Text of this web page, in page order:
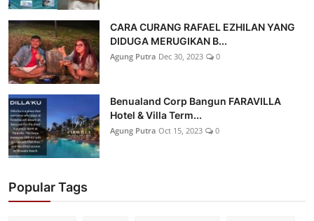
CARA CURANG RAFAEL EZHILAN YANG
DIDUGA MERUGIKAN B...
Agung Putra Dec 30, 2023 0
Benualand Corp Bangun FARAVILLA
Hotel & Villa Term...
Agung Putra Oct 15, 2023 0
Popular Tags